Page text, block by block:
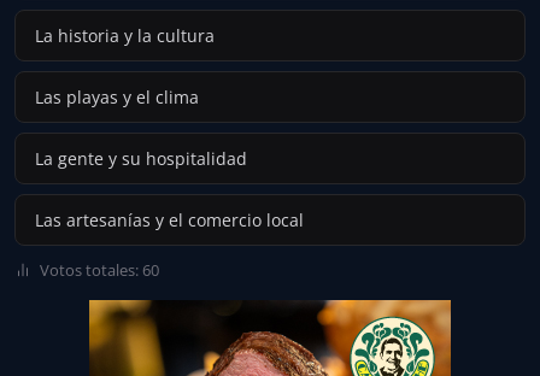
La historia y la cultura
Las playas y el clima
La gente y su hospitalidad
Las artesanías y el comercio local
Votos totales: 60